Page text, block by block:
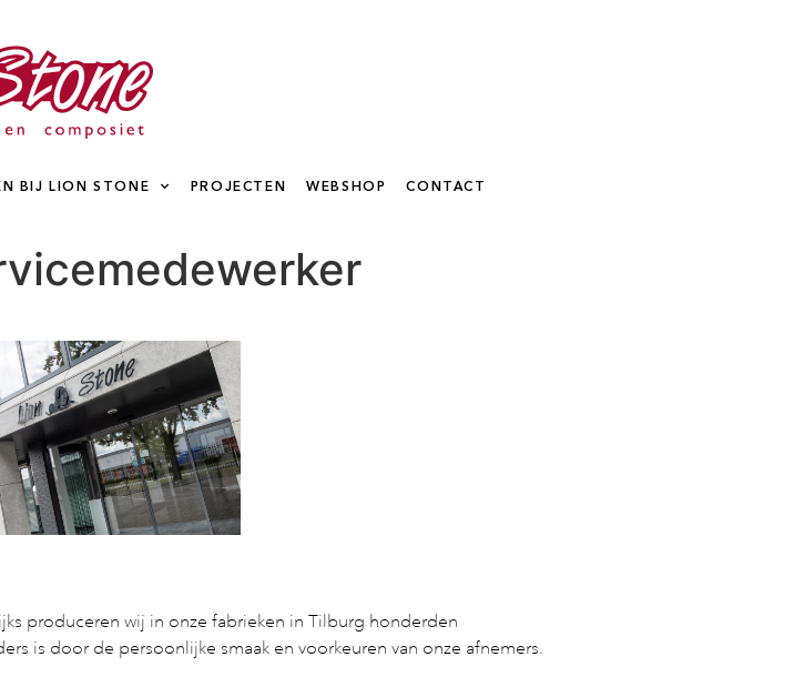
BIJ LION STONE PROJECTEN WEBSHOP CONTACT
produceren wij in onze fabrieken in Tilburg honderden
is door de persoonlijke smaak en voorkeuren van onze afnemers.